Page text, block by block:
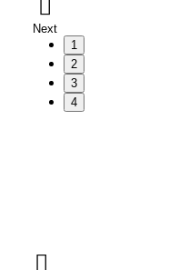
Next
1
2
3
4